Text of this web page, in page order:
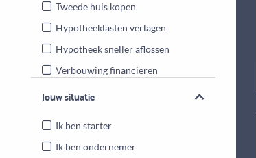
Tweede huis kopen
Hypotheeklasten verlagen
Hypotheek sneller aflossen
Verbouwing financieren
Energiebesparende maatregelen
Jouw situatie
Ik ben starter
Ik ben ondernemer